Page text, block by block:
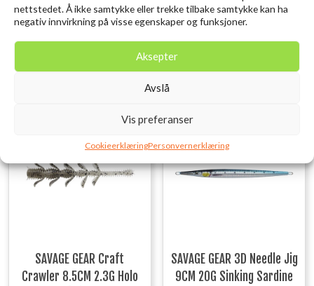
nettstedet. Å ikke samtykke eller trekke tilbake samtykke kan ha
negativ innvirkning på visse egenskaper og funksjoner.
Aksepter
Avslå
Vis preferanser
CookieerklæringPersonvernerklæring
kr119,00inkl. MVA.
Legg i ønskelisten
Legg i ønskelisten
SAVAGE GEAR Craft
Crawler 8.5CM 2.3G Holo
SAVAGE GEAR 3D Needle Jig
9CM 20G Sinking Sardine